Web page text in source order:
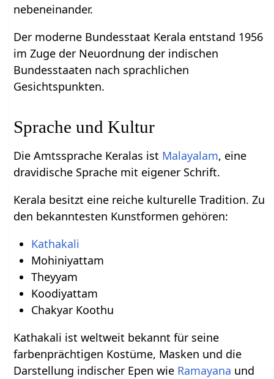
nebeneinander.
Der moderne Bundesstaat Kerala entstand 1956
im Zuge der Neuordnung der indischen
Bundesstaaten nach sprachlichen
Gesichtspunkten.
Sprache und Kultur
Die Amtssprache Keralas ist Malayalam, eine
dravidische Sprache mit eigener Schrift.
Kerala besitzt eine reiche kulturelle Tradition. Zu
den bekanntesten Kunstformen gehören:
Kathakali
Mohiniyattam
Theyyam
Koodiyattam
Chakyar Koothu
Kathakali ist weltweit bekannt für seine
farbenprächtigen Kostüme, Masken und die
Darstellung indischer Epen wie Ramayana und